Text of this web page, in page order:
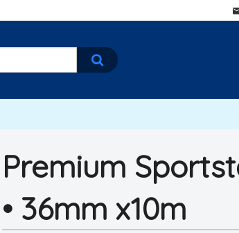
Premium
• 36mm x10m